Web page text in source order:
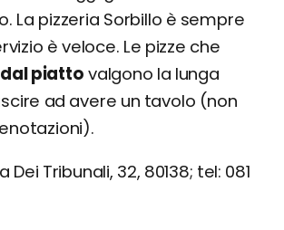
La pizzeria Sorbillo è sempre
è veloce. Le pizze che
piatto valgono la lunga
ad avere un tavolo (non
Dei Tribunali, 32, 80138; tel: 081